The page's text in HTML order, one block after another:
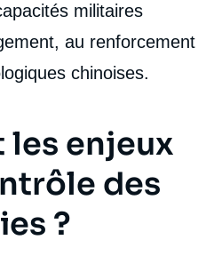
militaires
au renforcement
chinoises.
les enjeux
des
?